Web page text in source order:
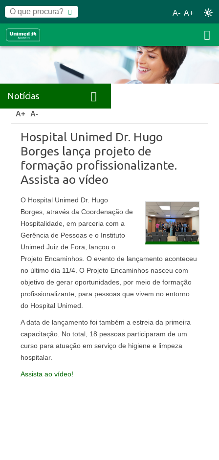
A- A+
Notícias
Home Notícias
A+ A-
Hospital Unimed Dr. Hugo
Borges lança projeto de
formação profissionalizante.
Assista ao vídeo
O Hospital Unimed Dr. Hugo
Borges, através da Coordenação de
Hospitalidade, em parceria com a
Gerência de Pessoas e o Instituto
Unimed Juiz de Fora, lançou o
Projeto Encaminhos. O evento de lançamento aconteceu
no último dia 11/4. O Projeto Encaminhos nasceu com
objetivo de gerar oportunidades, por meio de formação
profissionalizante, para pessoas que vivem no entorno
do Hospital Unimed.
A data de lançamento foi também a estreia da primeira
capacitação. No total, 18 pessoas participaram de um
curso para atuação em serviço de higiene e limpeza
hospitalar.
Assista ao vídeo!